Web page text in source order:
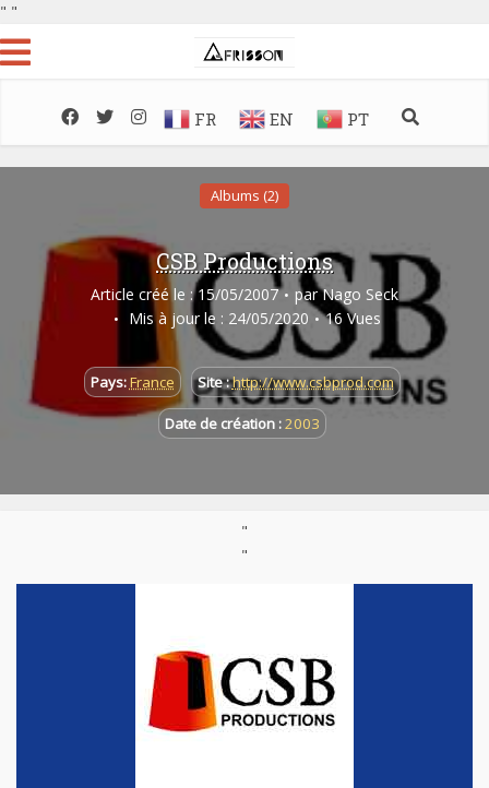
" "
FR EN PT
Albums (2)
CSB Productions
Article créé le : 15/05/2007 par Nago Seck
Mis à jour le : 24/05/2020
16 Vues
Pays:France Site :http://www.csbprod.com
Date de création :2003
"
"